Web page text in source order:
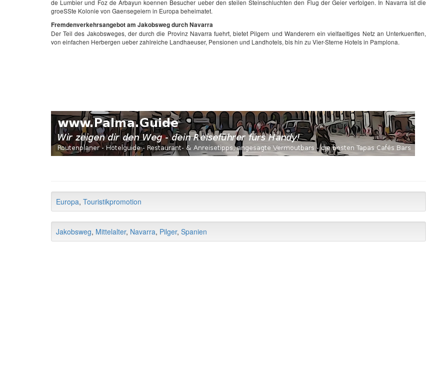
de Lumbier und Foz de Arbayun koennen Besucher ueber den steilen Steinschluchten den Flug der Geier verfolgen. In Navarra ist die
groeSSte Kolonie von Gaensegeiern in Europa beheimatet.
Fremdenverkehrsangebot am Jakobsweg durch Navarra
Der Teil des Jakobsweges, der durch die Provinz Navarra fuehrt, bietet Pilgern und Wanderern ein vielfaeltiges Netz an Unterkuenften,
von einfachen Herbergen ueber zahlreiche Landhaeuser, Pensionen und Landhotels, bis hin zu Vier-Sterne Hotels in Pamplona.
Europa, Touristikpromotion
Jakobsweg, Mittelalter, Navarra, Pilger, Spanien